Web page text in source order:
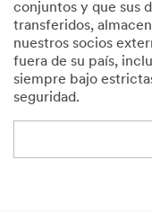
conjuntos y que sus
transferidos,
nuestros socios
fuera de su país,
siempre bajo
seguridad.